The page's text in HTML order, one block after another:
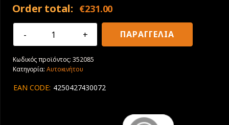
Order total: €231.00
275/45R20
Falken
Wildpeak
AT3WA
ΠΑΡΑΓΓΕΛΙΑ
Κωδικός προϊόντος:352085
Κατηγορία: Αυτοκινήτου
EAN CODE: 4250427430072